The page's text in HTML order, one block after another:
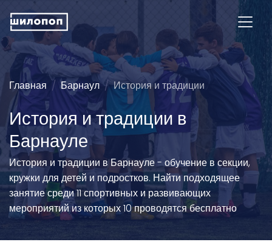
Главная Барнаул История и традиции
История и традиции в
Барнауле
История и традиции в Барнауле - обучение в секции,
кружки для детей и подростков. Найти подходящее
занятие среди 11 спортивных и развивающих
мероприятий из которых 10 проводятся бесплатно